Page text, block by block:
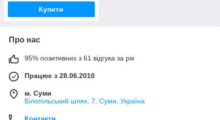
Купити
Про нас
95% позитивних з 61 відгука за рік
Працює з 28.06.2010
м. Суми
Білопільський шлях, 7, Суми, Україна